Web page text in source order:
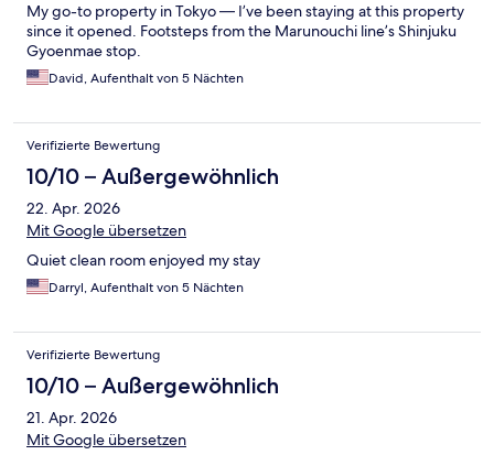
My go-to property in Tokyo — I’ve been staying at this property
since it opened. Footsteps from the Marunouchi line’s Shinjuku
Gyoenmae stop.
David, Aufenthalt von 5 Nächten
Verifizierte Bewertung
10/10 – Außergewöhnlich
22. Apr. 2026
Mit Google übersetzen
Quiet clean room enjoyed my stay
Darryl, Aufenthalt von 5 Nächten
Verifizierte Bewertung
10/10 – Außergewöhnlich
21. Apr. 2026
Mit Google übersetzen